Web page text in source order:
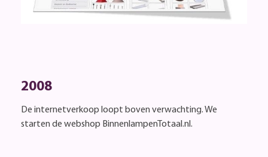
2008
De internetverkoop loopt boven verwachting. We
starten de webshop BinnenlampenTotaal.nl.